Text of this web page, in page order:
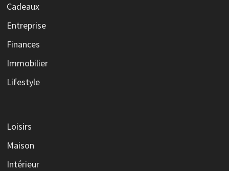
Cadeaux
Entreprise
Finances
Immobilier
Lifestyle
Loisirs
Maison
Intérieur